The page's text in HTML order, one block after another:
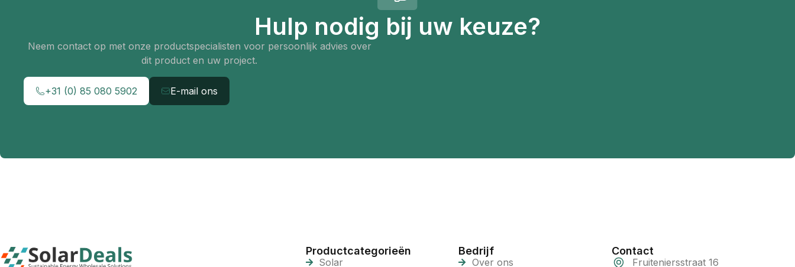
Hulp nodig bij uw keuze?
Neem contact op met onze productspecialisten voor persoonlijk advies over
dit product en uw project.
+31 (0) 85 080 5902 E-mail ons
Productcategorieën
Solar
Bedrijf
Over ons
Contact
Fruiteniersstraat 16